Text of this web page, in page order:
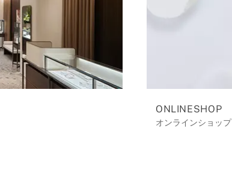
ONLINESHOP
オンラインショップ